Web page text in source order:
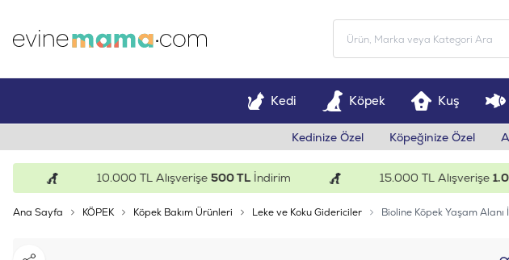
Kedi Köpek Kuş
Kedinize Özel Köpeğinize Özel
10.000 TL Alışverişe500 TLİndirim 15.000 TL Alışverişe1.000
Ana Sayfa KÖPEK Köpek Bakım Ürünleri Leke ve Koku Gidericiler Bioline Köpek Yaşam Alanı